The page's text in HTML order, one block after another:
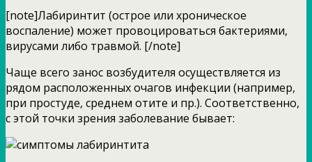
[note]Лабиринтит (острое или хроническое
воспаление) может провоцироваться бактериями,
вирусами либо травмой. [/note]
Чаще всего занос возбудителя осуществляется из
рядом расположенных очагов инфекции (например,
при простуде, среднем отите и пр.). Соответственно,
с этой точки зрения заболевание бывает: